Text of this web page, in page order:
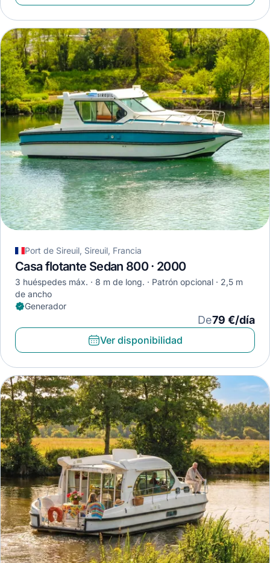
Port de Sireuil, Sireuil, Francia
Casa flotante Sedan 800 · 2000
3 huéspedes máx. 8 m de long. Patrón opcional
2,5 m
de ancho
Generador
De79 €/día
Ver disponibilidad